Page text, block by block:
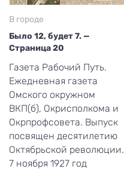
В городе
Было 12, будет 7. —
Страница 20
Газета Рабочий Путь.
Ежедневная газета
Омского окружном
ВКП(б), Окрисполкома и
Окрпрофсовета. Выпуск
посвящен десятилетию
Октябрьской революции.
7 ноября 1927 год